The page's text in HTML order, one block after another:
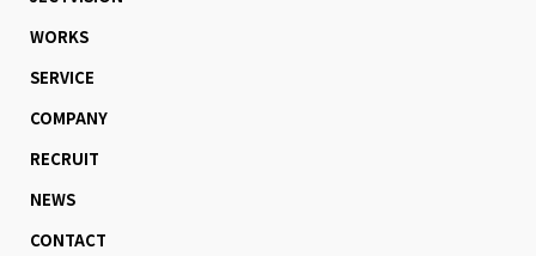
WORKS
SERVICE
COMPANY
RECRUIT
NEWS
CONTACT